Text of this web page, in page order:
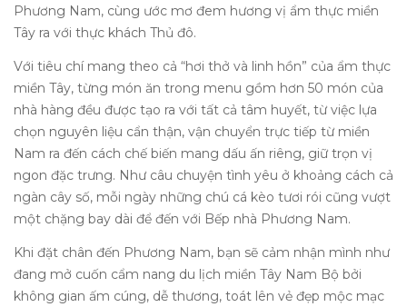
Phương Nam, cùng ước mơ đem hương vị ẩm thực miền
Tây ra với thực khách Thủ đô.
Với tiêu chí mang theo cả “hơi thở và linh hồn” của ẩm thực
miền Tây, từng món ăn trong menu gồm hơn 50 món của
nhà hàng đều được tạo ra với tất cả tâm huyết, từ việc lựa
chọn nguyên liệu cẩn thận, vận chuyển trực tiếp từ miền
Nam ra đến cách chế biến mang dấu ấn riêng, giữ trọn vị
ngon đặc trưng. Như câu chuyện tình yêu ở khoảng cách cả
ngàn cây số, mỗi ngày những chú cá kèo tươi rói cũng vượt
một chặng bay dài để đến với Bếp nhà Phương Nam.
Khi đặt chân đến Phương Nam, bạn sẽ cảm nhận mình như
đang mở cuốn cẩm nang du lịch miền Tây Nam Bộ bởi
không gian ấm cúng, dễ thương, toát lên vẻ đẹp mộc mạc